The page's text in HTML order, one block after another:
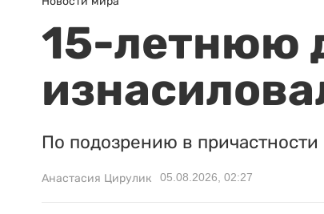
15-летнюю
По подозрению в
Анастасия Цирулик 05.08.2026, 02:27